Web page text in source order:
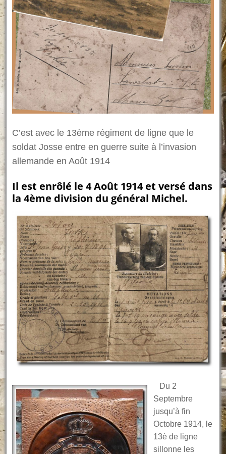
C’est avec le 13ème régiment de ligne que le
soldat Josse entre en guerre suite à l’invasion
allemande en Août 1914
Il est enrôlé le 4 Août 1914 et versé dans
la 4ème division du général Michel.
Du 2
Septembre
jusqu’à fin
Octobre 1914, le
13è de ligne
sillonne les